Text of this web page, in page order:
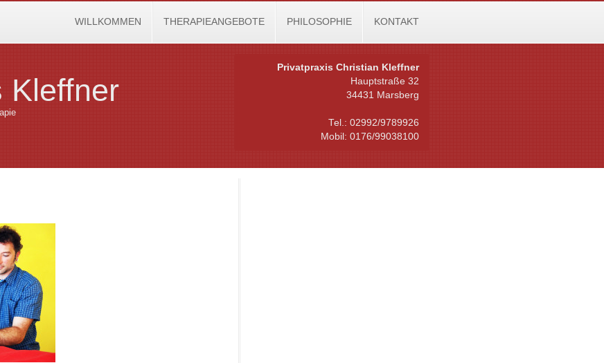
WILLKOMMEN THERAPIEANGEBOTE PHILOSOPHIE KONTAKT
Kleffner
Privatpraxis Christian Kleffner
Hauptstraße 32
34431 Marsberg
Tel.: 02992/9789926
Mobil: 0176/99038100